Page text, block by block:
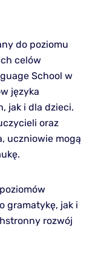
do poziomu
celów
School w
języka
jak i dla dzieci.
oraz
uczniowie mogą
gramatykę, jak i
rozwój